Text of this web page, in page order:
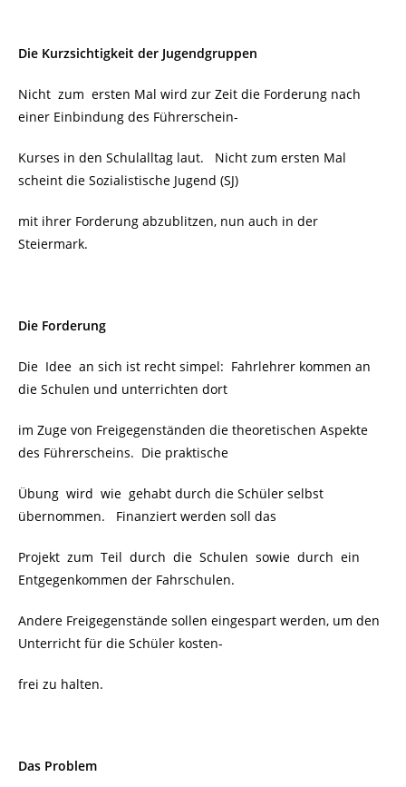
Die Kurzsichtigkeit der Jugendgruppen
Nicht zum ersten Mal wird zur Zeit die Forderung nach
einer Einbindung des Führerschein-
Kurses in den Schulalltag laut. Nicht zum ersten Mal
scheint die Sozialistische Jugend (SJ)
mit ihrer Forderung abzublitzen, nun auch in der
Steiermark.
Die Forderung
Die Idee an sich ist recht simpel: Fahrlehrer kommen an
die Schulen und unterrichten dort
im Zuge von Freigegenständen die theoretischen Aspekte
des Führerscheins. Die praktische
Übung wird wie gehabt durch die Schüler selbst
übernommen. Finanziert werden soll das
Projekt zum Teil durch die Schulen sowie durch ein
Entgegenkommen der Fahrschulen.
Andere Freigegenstände sollen eingespart werden, um den
Unterricht für die Schüler kosten-
frei zu halten.
Das Problem